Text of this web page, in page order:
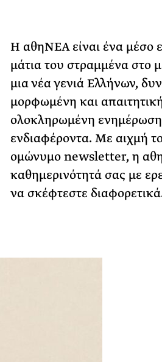
Η αθηΝΕΑ είναι ένα μέσο
μάτια του στραμμένα στο
μια νέα γενιά Ελλήνων,
μορφωμένη και
ολοκληρωμένη ενημέρωση
ενδιαφέροντα. Με αιχμή
ομώνυμο newsletter, η
καθημερινότητά σας με
να σκέφτεστε